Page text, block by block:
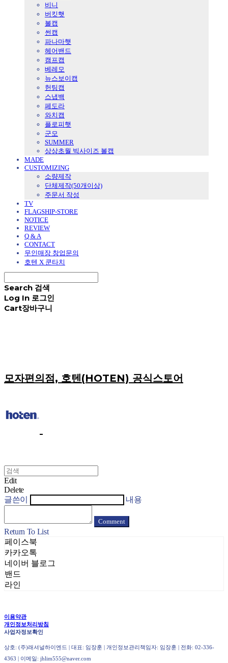
비니
버킷햇
볼캡
썬캡
파나마햇
헤어밴드
캠프캡
베레모
뉴스보이캡
헌팅캡
스냅백
페도라
와치캡
플로피햇
군모
SUMMER
상상초월 빅사이즈 볼캡
MADE
CUSTOMIZING
소량제작
단체제작(50개이상)
주문서 작성
TV
FLAGSHIP-STORE
NOTICE
REVIEW
Q & A
CONTACT
무인매장 창업문의
호텐 X 쿤타치
Search 검색
Log In 로그인
Cart장바구니
모자편의점, 호텐(HOTEN) 공식스토어
Edit
Delete
글쓴이
내용
Comment
Return To List
페이스북
카카오톡
네이버 블로그
밴드
라인
이용약관
개인정보처리방침
사업자정보확인
상호: (주)래셔널하이엔드 | 대표: 임장훈 | 개인정보관리책임자: 임장훈 | 전화: 02-336-
4363 | 이메일: jhlim555@naver.com